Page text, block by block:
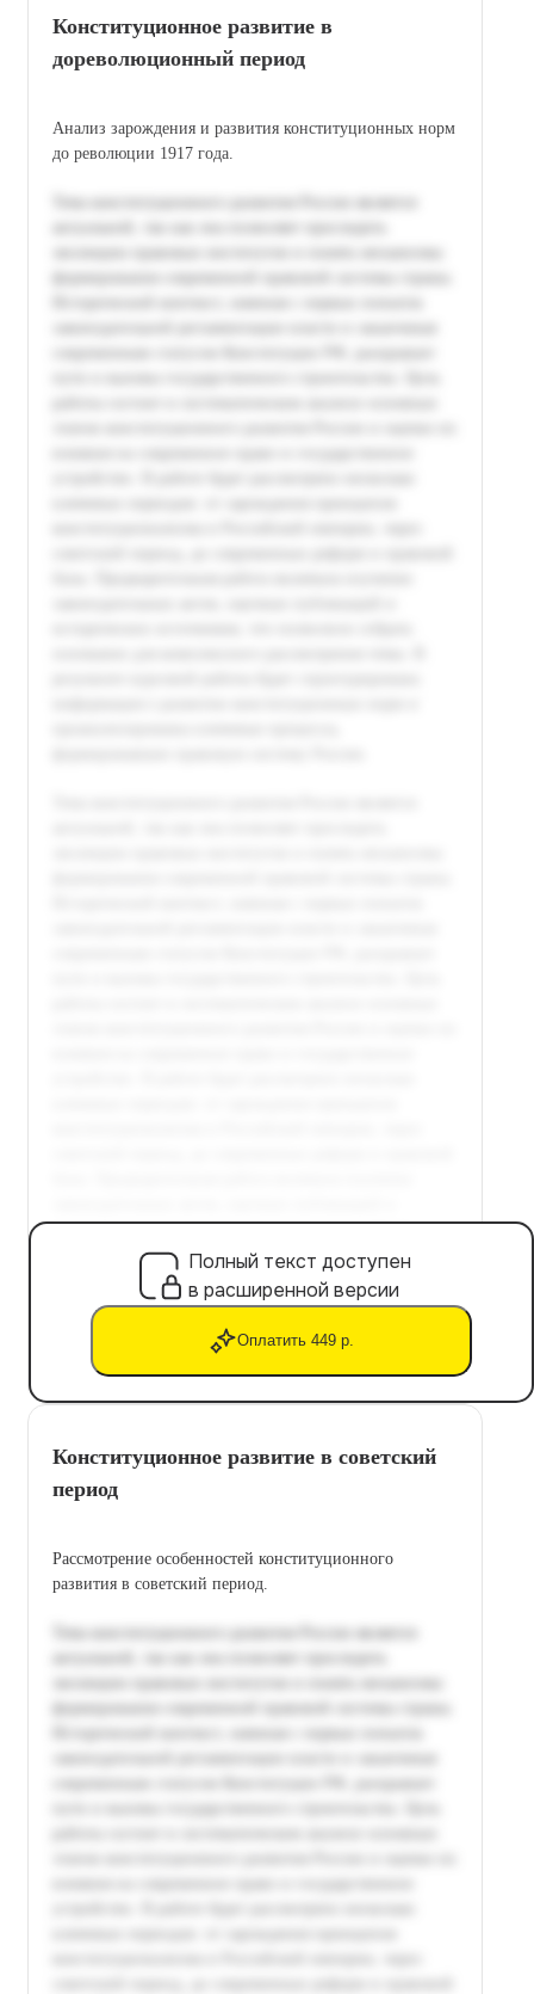
Конституционное развитие в
дореволюционный период
Анализ зарождения и развития конституционных норм
до революции 1917 года.
Полный текст доступен
в расширенной версии
Оплатить 449 р.
Конституционное развитие в советский
период
Рассмотрение особенностей конституционного
развития в советский период.